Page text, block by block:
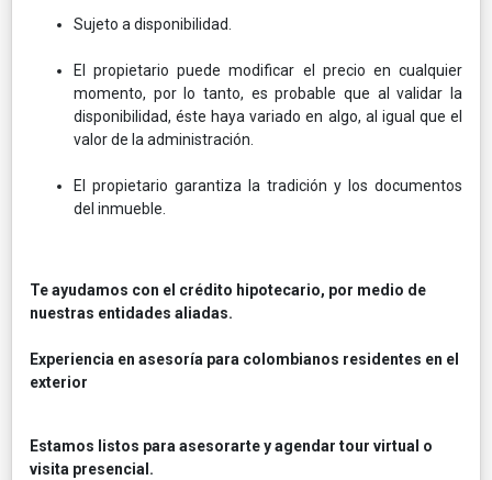
Sujeto a disponibilidad.
El propietario puede modificar el precio en cualquier
momento, por lo tanto, es probable que al validar la
disponibilidad, éste haya variado en algo, al igual que el
valor de la administración.
El propietario garantiza la tradición y los documentos
del inmueble.
Te ayudamos con el crédito hipotecario, por medio de
nuestras entidades aliadas.
Experiencia en asesoría para colombianos residentes en el
exterior
Estamos listos para asesorarte y agendar tour virtual o
visita presencial.